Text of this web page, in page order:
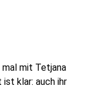
mal mit Tetjana
klar: auch ihr